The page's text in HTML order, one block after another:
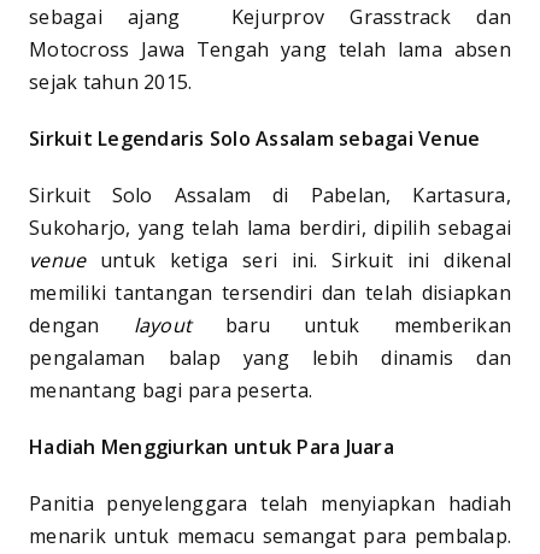
sebagai ajang Kejurprov Grasstrack dan
Motocross Jawa Tengah yang telah lama absen
sejak tahun 2015.
Sirkuit Legendaris Solo Assalam sebagai Venue
Sirkuit Solo Assalam di Pabelan, Kartasura,
Sukoharjo, yang telah lama berdiri, dipilih sebagai
venueuntuk ketiga seri ini. Sirkuit ini dikenal
memiliki tantangan tersendiri dan telah disiapkan
dengan layoutbaru untuk memberikan
pengalaman balap yang lebih dinamis dan
menantang bagi para peserta.
Hadiah Menggiurkan untuk Para Juara
Panitia penyelenggara telah menyiapkan hadiah
menarik untuk memacu semangat para pembalap.